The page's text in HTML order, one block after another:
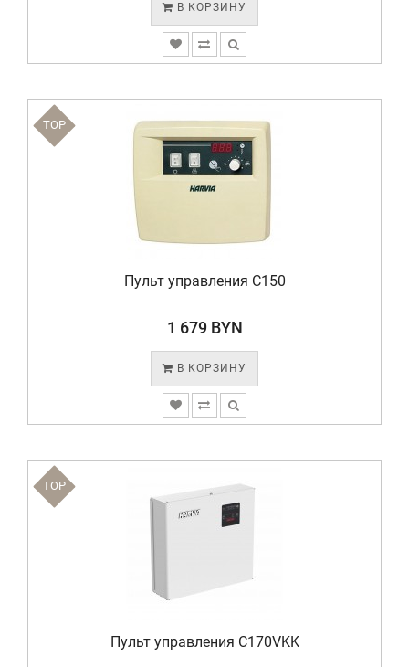
В КОРЗИНУ
TOP
Пульт управления C150
1 679 BYN
В КОРЗИНУ
TOP
Пульт управления C170VKK